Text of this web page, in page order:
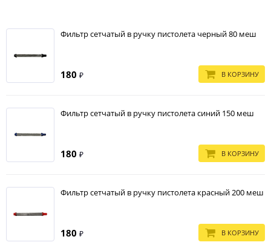
Фильтр сетчатый в ручку пистолета черный 80 меш
180 ₽ В КОРЗИНУ
Фильтр сетчатый в ручку пистолета синий 150 меш
180 ₽ В КОРЗИНУ
Фильтр сетчатый в ручку пистолета красный 200 меш
180 ₽ В КОРЗИНУ